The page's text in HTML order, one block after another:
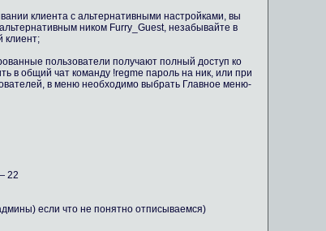
клиента с альтернативными настройками, вы
ником Furry_Guest, незабывайте в
клиент;
пользователи получают полный доступ ко
в общий чат команду !regme пароль на ник, или при
в меню необходимо выбрать Главное меню-
22
если что не понятно отписываемся)